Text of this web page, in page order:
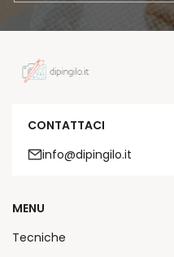
CONTATTACI
info@dipingilo.it
MENU
Tecniche